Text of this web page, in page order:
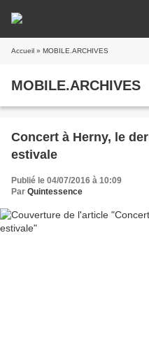
Accueil » MOBILE.ARCHIVES
MOBILE.ARCHIVES
Concert à Herny, le
estivale
Publié le 04/07/2016 à 10:09
Par Quintessence